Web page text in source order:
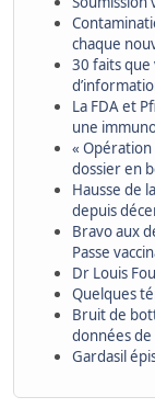
chaque
30 faits que
La FDA et
une
«
dossier en
Hausse de
depuis
Bravo aux
Passe
Dr Louis
Quelques
Bruit de
données
Gardasil